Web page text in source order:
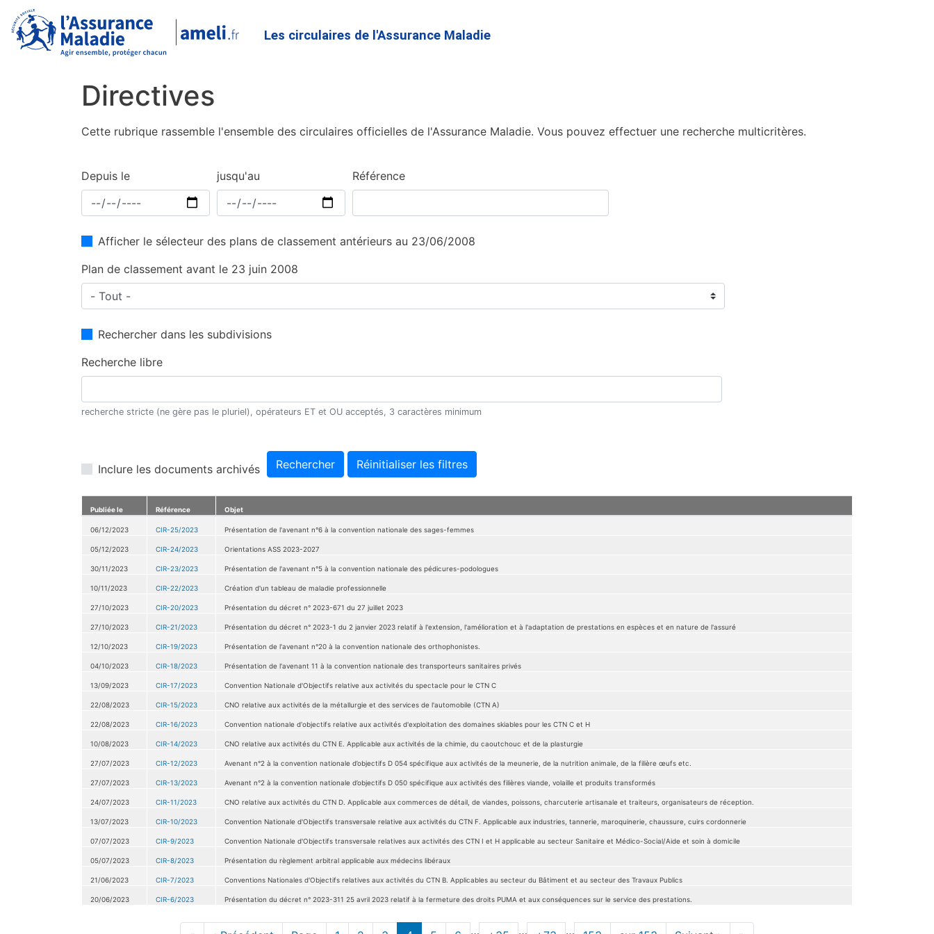
au
contenu
Les circulaires de l'Assurance Maladie
Directives
Cette rubrique rassemble l'ensemble des circulaires officielles de l'Assurance Maladie. Vous pouvez effectuer une recherche multicritères.
Depuis le jusqu'au Référence
Afficher le sélecteur des plans de classement antérieurs au 23/06/2008
Plan de classement avant le 23 juin 2008
Rechercher dans les subdivisions
Recherche libre
recherche stricte (ne gère pas le pluriel), opérateurs ET et OU acceptés, 3 caractères minimum
Inclure les documents archivés Rechercher Réinitialiser les filtres
Publiée le Référence Objet
06/12/2023 CIR-25/2023 Présentation de l'avenant n°6 à la convention nationale des sages-femmes
05/12/2023 CIR-24/2023 Orientations ASS 2023-2027
30/11/2023 CIR-23/2023 Présentation de l'avenant n°5 à la convention nationale des pédicures-podologues
10/11/2023 CIR-22/2023 Création d'un tableau de maladie professionnelle
27/10/2023 CIR-20/2023 Présentation du décret n° 2023-671 du 27 juillet 2023
27/10/2023 CIR-21/2023 Présentation du décret n° 2023-1 du 2 janvier 2023 relatif à l'extension, l'amélioration et à l'adaptation de prestations en espèces et en nature de l'assuré
12/10/2023 CIR-19/2023 Présentation de l'avenant n°20 à la convention nationale des orthophonistes.
04/10/2023 CIR-18/2023 Présentation de l'avenant 11 à la convention nationale des transporteurs sanitaires privés
13/09/2023 CIR-17/2023 Convention Nationale d'Objectifs relative aux activités du spectacle pour le CTN C
22/08/2023 CIR-15/2023 CNO relative aux activités de la métallurgie et des services de l'automobile (CTN A)
22/08/2023 CIR-16/2023 Convention nationale d'objectifs relative aux activités d'exploitation des domaines skiables pour les CTN C et H
10/08/2023 CIR-14/2023 CNO relative aux activités du CTN E. Applicable aux activités de la chimie, du caoutchouc et de la plasturgie
27/07/2023 CIR-12/2023 Avenant n°2 à la convention nationale d’objectifs D 054 spécifique aux activités de la meunerie, de la nutrition animale, de la filière œufs etc.
27/07/2023 CIR-13/2023 Avenant n°2 à la convention nationale d’objectifs D 050 spécifique aux activités des filières viande, volaille et produits transformés
24/07/2023 CIR-11/2023 CNO relative aux activités du CTN D. Applicable aux commerces de détail, de viandes, poissons, charcuterie artisanale et traiteurs, organisateurs de réception.
13/07/2023 CIR-10/2023 Convention Nationale d'Objectifs transversale relative aux activités du CTN F. Applicable aux industries, tannerie, maroquinerie, chaussure, cuirs cordonnerie
07/07/2023 CIR-9/2023 Convention Nationale d'Objectifs transversale relatives aux activités des CTN I et H applicable au secteur Sanitaire et Médico-Social/Aide et soin à domicile
05/07/2023 CIR-8/2023 Présentation du règlement arbitral applicable aux médecins libéraux
21/06/2023 CIR-7/2023 Conventions Nationales d'Objectifs relatives aux activités du CTN B. Applicables au secteur du Bâtiment et au secteur des Travaux Publics
20/06/2023 CIR-6/2023 Présentation du décret n° 2023-311 25 avril 2023 relatif à la fermeture des droits PUMA et aux conséquences sur le service des prestations.
… … …